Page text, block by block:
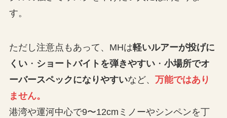
す。
ただし注意点もあって、MHは軽いルアーが投げに
くい・ ショートバイトを弾きやすい・ 小場所でオ
ーバースペックになりやすいなど、 万能ではあり
ません。
港湾や運河中心で9〜12cmミノーやシンペンを丁